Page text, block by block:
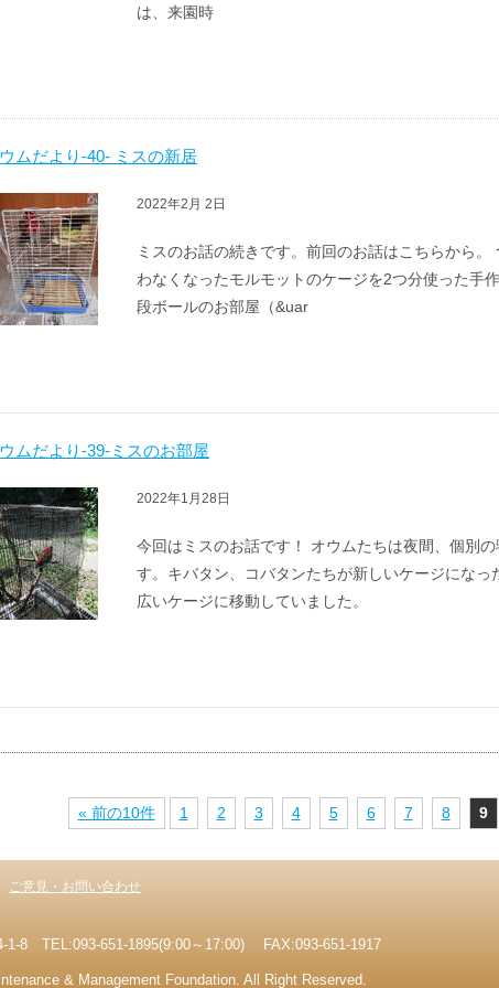
は、来園時
ムだより-40- ミスの新居
2022年2月 2日
ミスのお話の続きです。前回のお話はこちらから
わなくなったモルモットのケージを2つ分使った手
段ボールのお部屋（&uar
ムだより-39-ミスのお部屋
2022年1月28日
今回はミスのお話です！ オウムたちは夜間、個別
す。キバタン、コバタンたちが新しいケージにな
広いケージに移動していました。
« 前の10件 1 2 3 4 5 6 7 8 9
ご意見・お問い合わせ
1-8 TEL:093-651-1895(9:00～17:00) FAX:093-651-1917
& Management Foundation. All Right Reserved.